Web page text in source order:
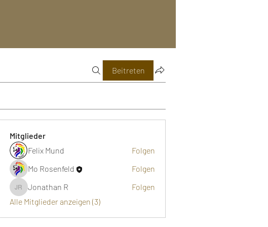
Beitreten
Mitglieder
Felix Mund
Folgen
Mo Rosenfeld
Folgen
Jonathan R
Jonathan R
Folgen
Alle Mitglieder anzeigen (3)